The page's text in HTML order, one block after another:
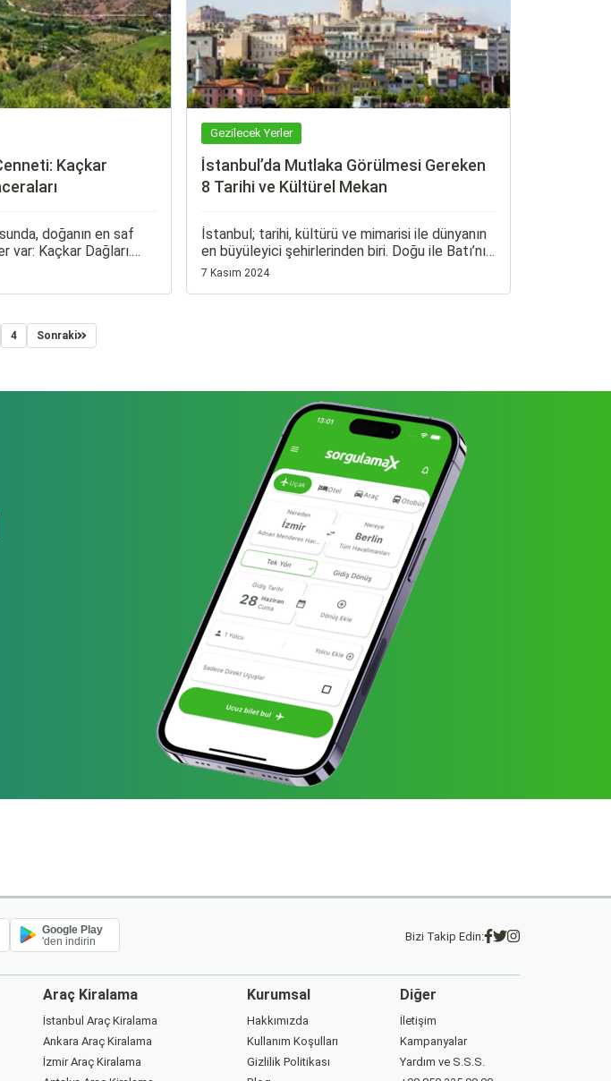
Kaçkar
doğanın en saf
var: Kaçkar Dağları.
doğaseverlerin
turisti ağırlıyor.
Gezilecek Yerler
İstanbul’da Mutlaka Görülmesi Gereken
8 Tarihi ve Kültürel Mekan
İstanbul; tarihi, kültürü ve mimarisi ile dünyanın
en büyüleyici şehirlerinden biri. Doğu ile Batı’nın
buluştuğu, tarihi yüzyıllar öncesine dayanan bu
7 Kasım 2024
4 Sonraki
Google Play
'den indirin Bizi Takip Edin:
Araç Kiralama
İstanbul Araç Kiralama
Ankara Araç Kiralama
İzmir Araç Kiralama
Kurumsal
Hakkımızda
Kullanım Koşulları
Gizlilik Politikası
Diğer
İletişim
Kampanyalar
Yardım ve S.S.S.